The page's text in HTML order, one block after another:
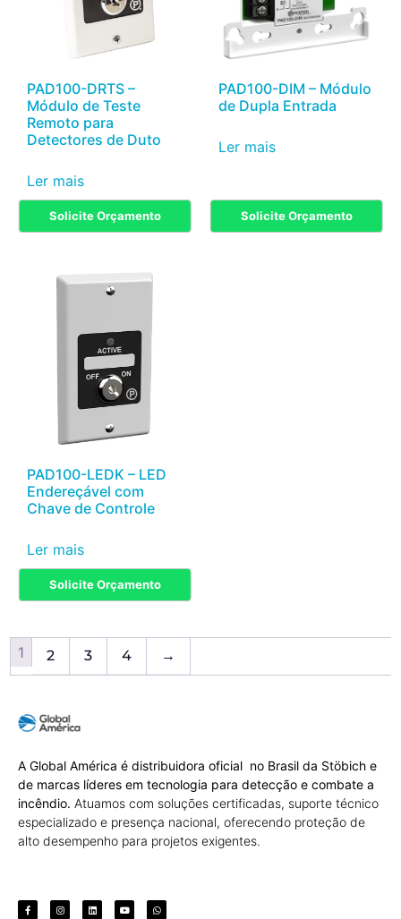
PAD100-DRTS –
Módulo de Teste
Remoto para
Detectores de Duto
Solicite Orçamento
Ler mais
PAD100-DIM – Módulo
de Dupla Entrada
Solicite Orçamento
Ler mais
PAD100-LEDK – LED
Endereçável com
Chave de Controle
Solicite Orçamento
Ler mais
1 2 3 4 →
A Global América é distribuidora oficial no Brasil da Stöbich e
de marcas líderes em tecnologia para detecção e combate a
incêndio. Atuamos com soluções certificadas, suporte técnico
especializado e presença nacional, oferecendo proteção de
alto desempenho para projetos exigentes.